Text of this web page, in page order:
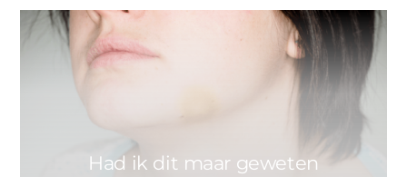
AMÉLIE
Had ik dit maar geweten